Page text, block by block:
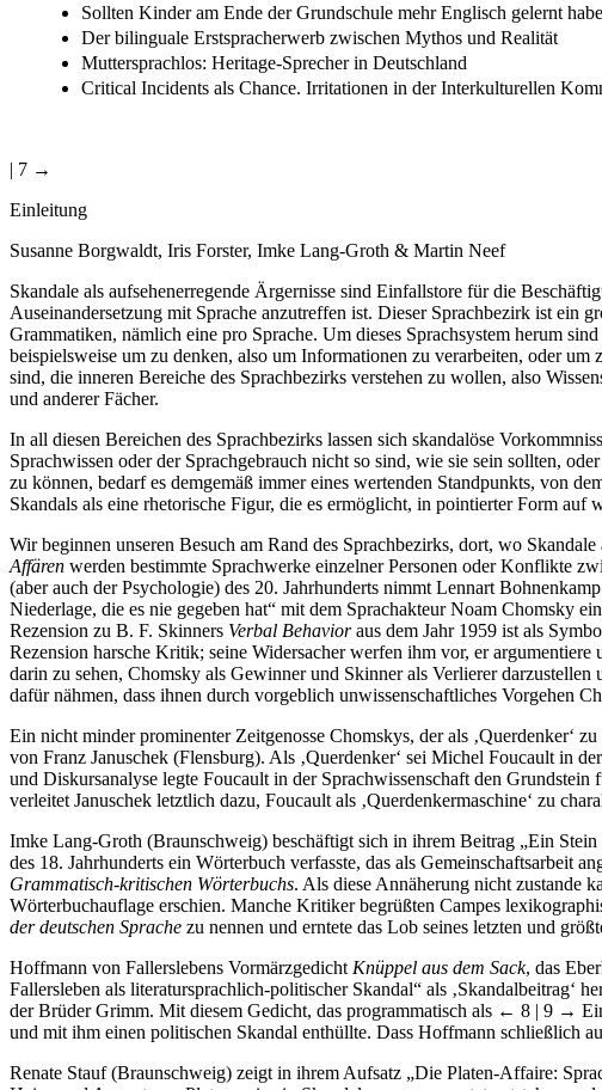
Sollten Kinder am Ende der Grundschule mehr Englisch gelernt
Der bilinguale Erstspracherwerb zwischen Mythos und Realität
Muttersprachlos: Heritage-Sprecher in Deutschland
Critical Incidents als Chance. Irritationen in der Interkulturellen
| 7 →
Einleitung
Susanne Borgwaldt, Iris Forster, Imke Lang-Groth & Martin Neef
Skandale als aufsehenerregende Ärgernisse sind Einfallstore für die
Auseinandersetzung mit Sprache anzutreffen ist. Dieser Sprachbezirk ist ein
Grammatiken, nämlich eine pro Sprache. Um dieses Sprachsystem herum
beispielsweise um zu denken, also um Informationen zu verarbeiten, oder
sind, die inneren Bereiche des Sprachbezirks verstehen zu wollen, also
und anderer Fächer.
In all diesen Bereichen des Sprachbezirks lassen sich skandalöse
Sprachwissen oder der Sprachgebrauch nicht so sind, wie sie sein sollten,
zu können, bedarf es demgemäß immer eines wertenden Standpunkts, von
Skandals als eine rhetorische Figur, die es ermöglicht, in pointierter Form auf
Wir beginnen unseren Besuch am Rand des Sprachbezirks, dort, wo
Affären werden bestimmte Sprachwerke einzelner Personen oder Konflikte
(aber auch der Psychologie) des 20. Jahrhunderts nimmt Lennart
Niederlage, die es nie gegeben hat“ mit dem Sprachakteur Noam Chomsky
Rezension zu B. F. Skinners Verbal Behavioraus dem Jahr 1959 ist als
Rezension harsche Kritik; seine Widersacher werfen ihm vor, er
darin zu sehen, Chomsky als Gewinner und Skinner als Verlierer
dafür nähmen, dass ihnen durch vorgeblich unwissenschaftliches Vorgehen
Ein nicht minder prominenter Zeitgenosse Chomskys, der als ‚Querdenker‘
von Franz Januschek (Flensburg). Als ‚Querdenker‘ sei Michel Foucault in
und Diskursanalyse legte Foucault in der Sprachwissenschaft den
verleitet Januschek letztlich dazu, Foucault als ‚Querdenkermaschine‘ zu
Imke Lang-Groth (Braunschweig) beschäftigt sich in ihrem Beitrag „Ein
des 18. Jahrhunderts ein Wörterbuch verfasste, das als Gemeinschaftsarbeit
Grammatisch-kritischen Wörterbuchs. Als diese Annäherung nicht zustande
Wörterbuchauflage erschien. Manche Kritiker begrüßten Campes
der deutschen Sprache zu nennen und erntete das Lob seines letzten und
Hoffmann von Fallerslebens Vormärzgedicht Knüppel aus dem Sack, das
Fallersleben als literatursprachlich-politischer Skandal“ als ‚Skandalbeitrag‘
der Brüder Grimm. Mit diesem Gedicht, das programmatisch als ← 8 | 9 →
und mit ihm einen politischen Skandal enthüllte. Dass Hoffmann schließlich
Renate Stauf (Braunschweig) zeigt in ihrem Aufsatz „Die Platen-Affaire: